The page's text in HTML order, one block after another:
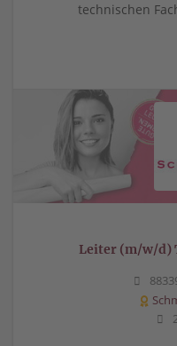
technischen
Leiter (m/w/d)